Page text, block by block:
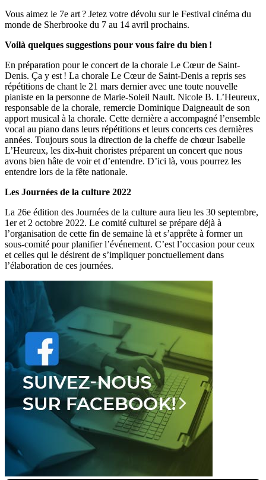
Vous aimez le 7e art ? Jetez votre dévolu sur le Festival cinéma du
monde de Sherbrooke du 7 au 14 avril prochains.
Voilà quelques suggestions pour vous faire du bien !
En préparation pour le concert de la chorale Le Cœur de Saint-
Denis. Ça y est ! La chorale Le Cœur de Saint-Denis a repris ses
répétitions de chant le 21 mars dernier avec une toute nouvelle
pianiste en la personne de Marie-Soleil Nault. Nicole B. L’Heureux,
responsable de la chorale, remercie Dominique Daigneault de son
apport musical à la chorale. Cette dernière a accompagné l’ensemble
vocal au piano dans leurs répétitions et leurs concerts ces dernières
années. Toujours sous la direction de la cheffe de chœur Isabelle
L’Heureux, les dix-huit choristes préparent un concert que nous
avons bien hâte de voir et d’entendre. D’ici là, vous pourrez les
entendre lors de la fête nationale.
Les Journées de la culture 2022
La 26e édition des Journées de la culture aura lieu les 30 septembre,
1er et 2 octobre 2022. Le comité culturel se prépare déjà à
l’organisation de cette fin de semaine là et s’apprête à former un
sous-comité pour planifier l’événement. C’est l’occasion pour ceux
et celles qui le désirent de s’impliquer ponctuellement dans
l’élaboration de ces journées.